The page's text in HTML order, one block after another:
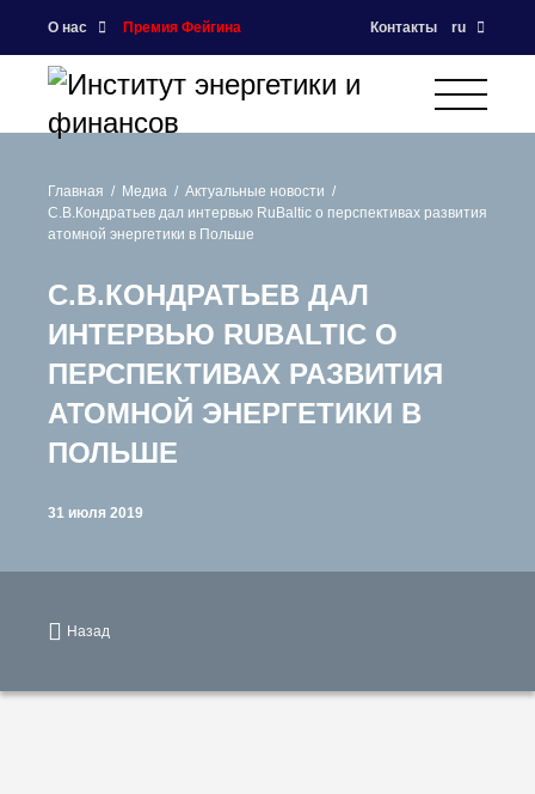
О нас Премия Фейгина Контакты ru
Главная Медиа
Актуальные новости
С.В.Кондратьев дал интервью RuBaltic о перспективах развития
атомной энергетики в Польше
С.В.КОНДРАТЬЕВ ДАЛ
ИНТЕРВЬЮ RUBALTIC О
ПЕРСПЕКТИВАХ РАЗВИТИЯ
АТОМНОЙ ЭНЕРГЕТИКИ В
ПОЛЬШЕ
31 июля 2019
Назад